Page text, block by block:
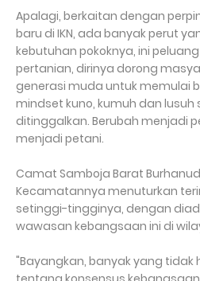
Apalagi, berkaitan dengan
baru di IKN, ada banyak perut
kebutuhan pokoknya, ini
pertanian, dirinya dorong
generasi muda untuk memulai
mindset kuno, kumuh dan lusuh
ditinggalkan. Berubah menjadi
menjadi petani.
Camat Samboja Barat
Kecamatannya menuturkan
setinggi-tingginya, dengan
wawasan kebangsaan ini di
"Bayangkan, banyak yang tidak